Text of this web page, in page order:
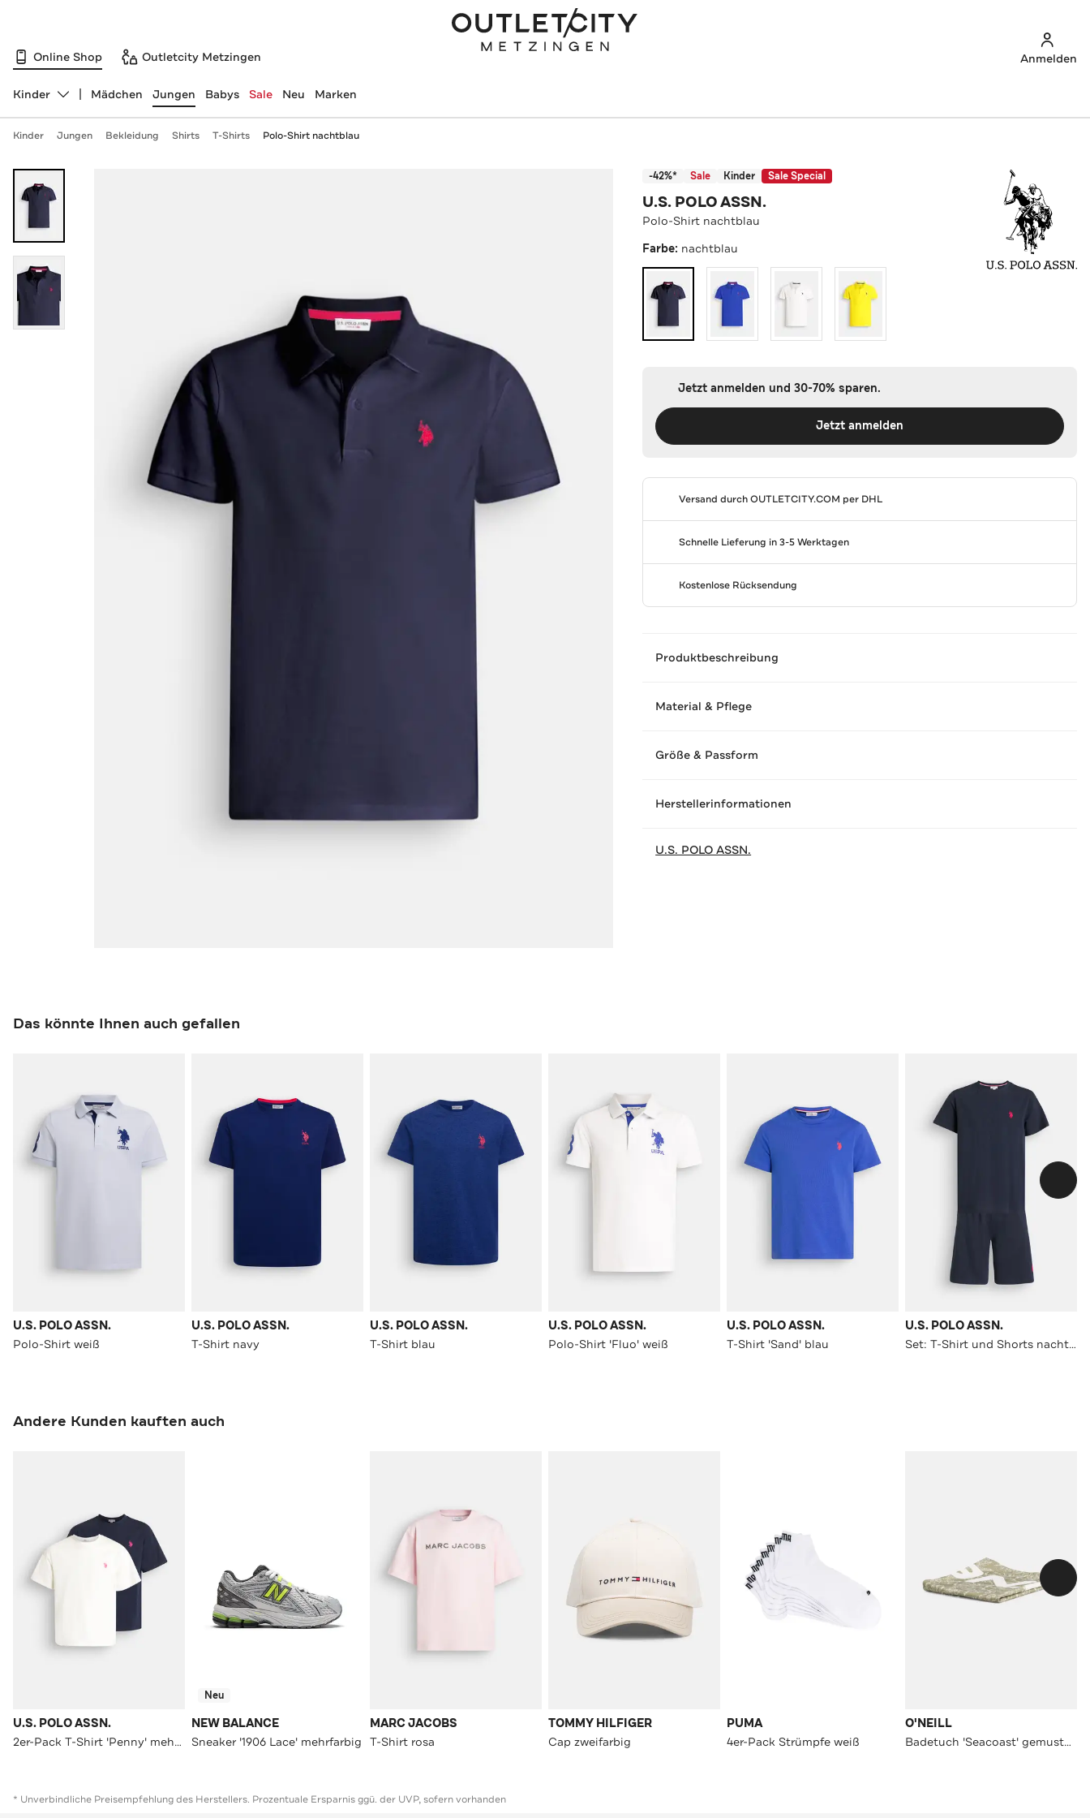
Online Shop Outletcity Metzingen Anmelden
Abteilung ändern, ausgewählt:
Kinder Mädchen Jungen Babys Sale Neu Marken
Kinder Jungen Bekleidung Shirts T-Shirts Polo-Shirt nachtblau
-42%* Sale Kinder Sale Special
U.S. POLO ASSN.
Polo-Shirt nachtblau
Farbe: nachtblau
Jetzt anmelden und 30-70% sparen.
Jetzt anmelden
Versand durchOUTLETCITY.COM per DHL
Schnelle Lieferung in 3-5 Werktagen
Kostenlose Rücksendung
Produktbeschreibung
Material & Pflege
Größe & Passform
Herstellerinformationen
U.S. POLO ASSN.
Das könnte Ihnen auch gefallen
U.S. POLO ASSN.
Polo-Shirt weiß
U.S. POLO ASSN.
T-Shirt navy
U.S. POLO ASSN.
T-Shirt blau
U.S. POLO ASSN.
Polo-Shirt 'Fluo' weiß
U.S. POLO ASSN.
T-Shirt 'Sand' blau
U.S. POLO ASSN.
Set: T-Shirt und Shorts nachtblau
Andere Kunden kauften auch
U.S. POLO ASSN.
2er-Pack T-Shirt 'Penny' mehrfarbig
Neu
NEW BALANCE
Sneaker '1906 Lace' mehrfarbig
MARC JACOBS
T-Shirt rosa
TOMMY HILFIGER
Cap zweifarbig
PUMA
4er-Pack Strümpfe weiß
O'NEILL
Badetuch 'Seacoast' gemustert
* Unverbindliche Preisempfehlung des Herstellers. Prozentuale Ersparnis ggü. der UVP, sofern vorhanden